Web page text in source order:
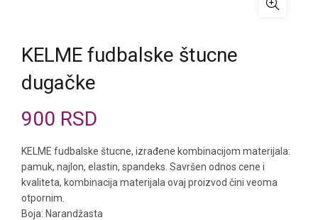
KELME fudbalske štucne
dugačke
900 RSD
KELME fudbalske štucne, izrađene kombinacijom materijala:
pamuk, najlon, elastin, spandeks. Savršen odnos cene i
kvaliteta, kombinacija materijala ovaj proizvod čini veoma
otpornim.
Boja: Narandžasta